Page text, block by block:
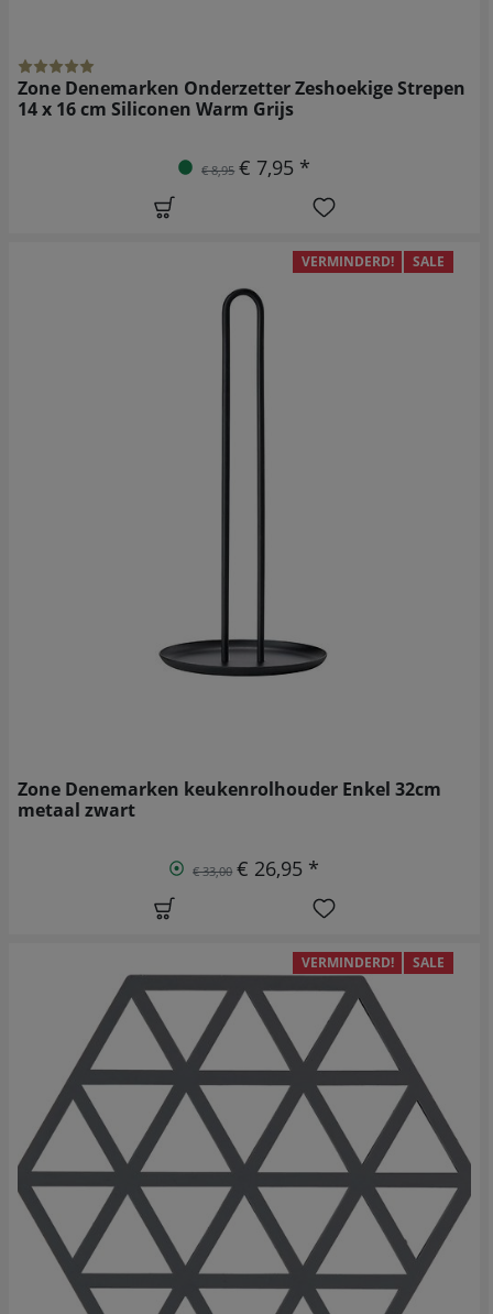
Zone Denemarken Onderzetter Zeshoekige Strepen
14 x 16 cm Siliconen Warm Grijs
€ 8,95 € 7,95 *
VERMINDERD! SALE
Zone Denemarken keukenrolhouder Enkel 32cm
metaal zwart
€ 33,00 € 26,95 *
VERMINDERD! SALE